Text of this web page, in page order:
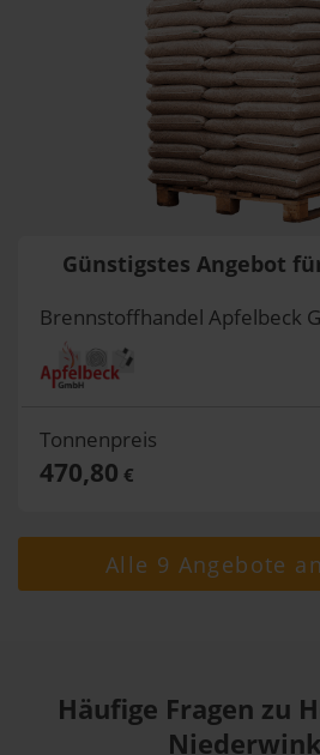
Günstigstes Angebot
Brennstoffhandel Apfelbeck
Tonnenpreis
470,80 €
Alle 9 Angebote
Häufige Fragen zu